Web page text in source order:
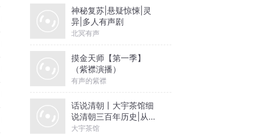
神秘复苏|悬疑惊悚|灵
异|多人有声剧
北冥有声
摸金天师【第一季】
（紫襟演播）
有声的紫襟
话说清朝丨大宇茶馆细
说清朝三百年历史|从努
尔哈赤到末代皇帝溥仪|
大宇茶馆